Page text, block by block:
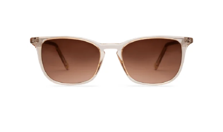
Consultar
Pedidos
Recompra